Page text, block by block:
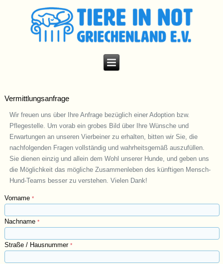
Vermittlungsanfrage
Wir freuen uns über Ihre Anfrage bezüglich einer Adoption bzw.
Pflegestelle. Um vorab ein grobes Bild über Ihre Wünsche und
Erwartungen an unseren Vierbeiner zu erhalten, bitten wir Sie, die
nachfolgenden Fragen vollständig und wahrheitsgemäß auszufüllen.
Sie dienen einzig und allein dem Wohl unserer Hunde, und geben uns
die Möglichkeit das mögliche Zusammenleben des künftigen Mensch-
Hund-Teams besser zu verstehen. Vielen Dank!
Vorname*
Nachname*
Straße / Hausnummer*